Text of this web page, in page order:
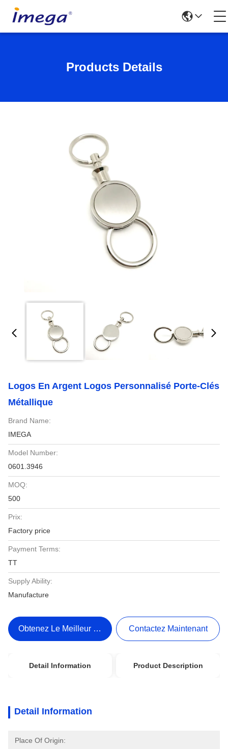
Products Details
Logos En Argent Logos Personnalisé Porte-Clés
Métallique
Brand Name:
IMEGA
Model Number:
0601.3946
MOQ:
500
Prix:
Factory price
Payment Terms:
TT
Supply Ability:
Manufacture
Obtenez Le Meilleur Prix Contactez Maintenant
Detail Information Product Description
Detail Information
Place Of Origin: